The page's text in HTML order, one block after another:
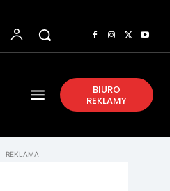
BIURO
REKLAMY
REKLAMA